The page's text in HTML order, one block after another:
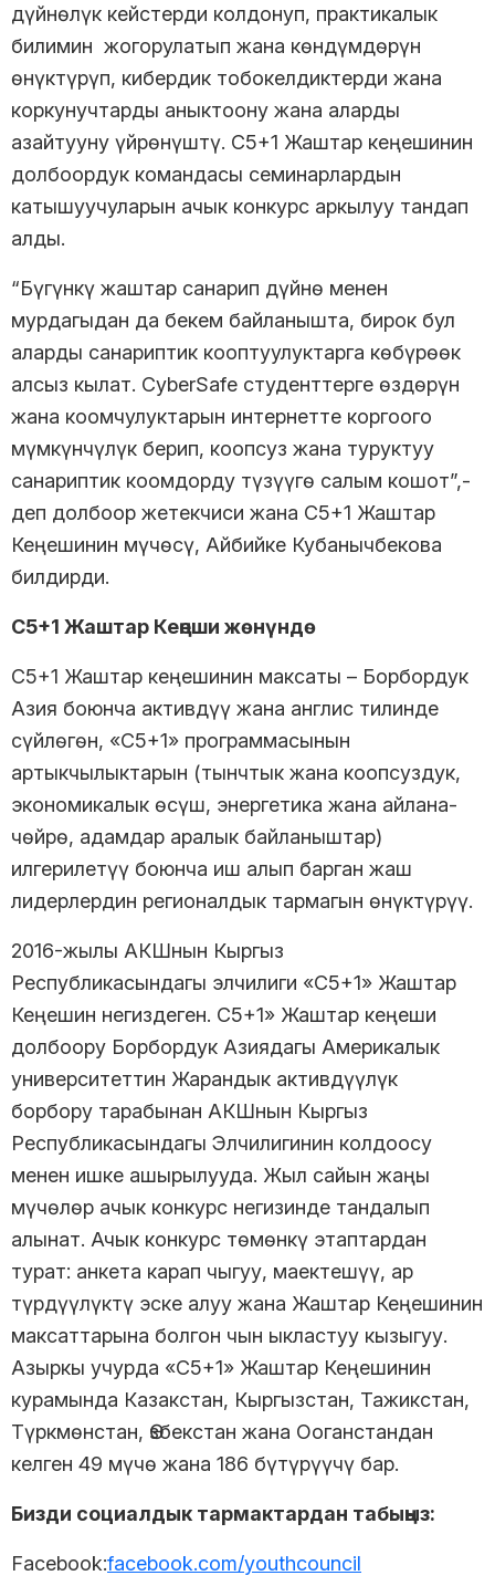
дүйнөлүк кейстерди колдонуп, практикалык
билимин жогорулатып жана көндүмдөрүн
өнүктүрүп, кибердик тобокелдиктерди жана
коркунучтарды аныктоону жана аларды
азайтууну үйрөнүштү. C5+1 Жаштар кеңешинин
долбоордук командасы семинарлардын
катышуучуларын ачык конкурс аркылуу тандап
алды.
“Бүгүнкү жаштар санарип дүйнө менен
мурдагыдан да бекем байланышта, бирок бул
аларды санариптик кооптуулуктарга көбүрөөк
алсыз кылат. CyberSafe студенттерге өздөрүн
жана коомчулуктарын интернетте коргоого
мүмкүнчүлүк берип, коопсуз жана туруктуу
санариптик коомдорду түзүүгө салым кошот”,-
деп долбоор жетекчиси жана С5+1 Жаштар
Кеңешинин мүчөсү, Айбийке Кубанычбекова
билдирди.
С5+1 Жаштар Кеңеши жөнүндө
С5+1 Жаштар кеңешинин максаты – Борбордук
Азия боюнча активдүү жана англис тилинде
сүйлөгөн, «С5+1» программасынын
артыкчылыктарын (тынчтык жана коопсуздук,
экономикалык өсүш, энергетика жана айлана-
чөйрө, адамдар аралык байланыштар)
илгерилетүү боюнча иш алып барган жаш
лидерлердин регионалдык тармагын өнүктүрүү.
2016-жылы АКШнын Кыргыз
Республикасындагы элчилиги «С5+1» Жаштар
Кеңешин негиздеген. C5+1» Жаштар кеңеши
долбоору Борбордук Азиядагы Америкалык
университеттин Жарандык активдүүлүк
борбору тарабынан АКШнын Кыргыз
Республикасындагы Элчилигинин колдоосу
менен ишке ашырылууда. Жыл сайын жаңы
мүчөлөр ачык конкурс негизинде тандалып
алынат. Ачык конкурс төмөнкү этаптардан
турат: анкета карап чыгуу, маектешүү, ар
түрдүүлүктү эске алуу жана Жаштар Кеңешинин
максаттарына болгон чын ыкластуу кызыгуу.
Азыркы учурда «С5+1» Жаштар Кеңешинин
курамында Казакстан, Кыргызстан, Тажикстан,
Түркмөнстан, Өзбекстан жана Ооганстандан
келген 49 мүчө жана 186 бүтүрүүчү бар.
Бизди социалдык тармактардан табыңыз:
Facebook:facebook.com/youthcouncil